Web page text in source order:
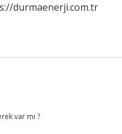
durmaenerji.com.tr
var mı ?